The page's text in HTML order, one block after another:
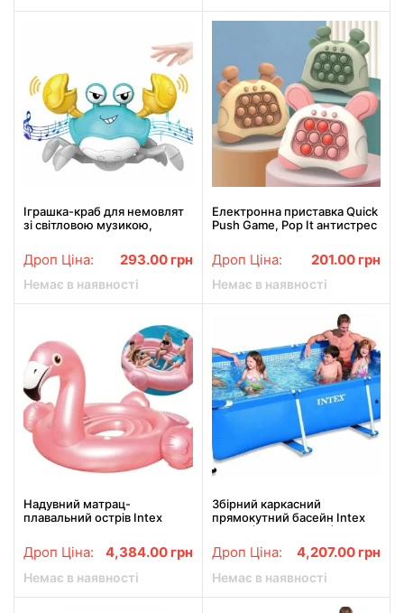
Іграшка-краб для немовлят
зі світловою музикою,
повзання HX-155C
Дроп Ціна: 293.00 грн
Немає в наявності
Електронна приставка Quick
Push Game, Pop It антистрес
Дроп Ціна: 201.00 грн
Немає в наявності
Надувний матрац-
плавальний острів Intex
відпочинку на воді,
Чотиримісний надувний пліт
Дроп Ціна: 4,384.00 грн
Немає в наявності
Збірний каркасний
прямокутний басейн Intex
28270 (Інтекс 58983)
220см-150см-60см
Дроп Ціна: 4,207.00 грн
Немає в наявності